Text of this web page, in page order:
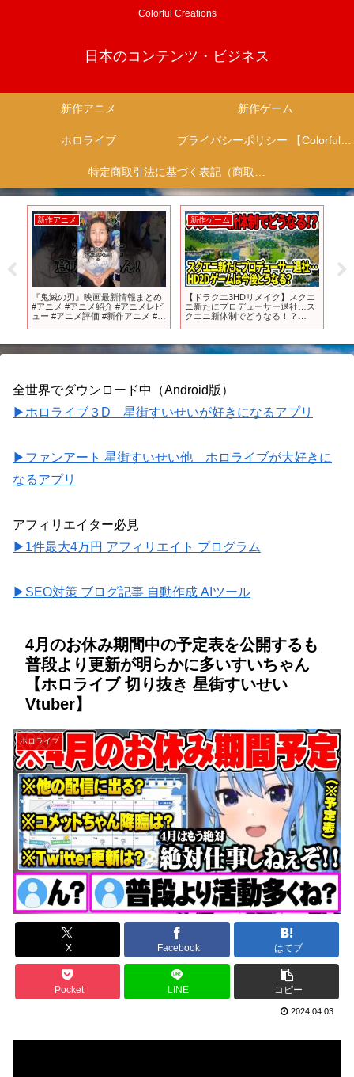
Colorful Creations
日本のコンテンツ・ビジネス
新作アニメ 新作ゲーム
ホロライブ プライバシーポリシー 【Colorful Creation】
特定商取引法に基づく表記（商取引に関する開示）
情報まとめ
アニメレビ
アニメ #オ
新作ゲーム
【ドラクエ3HDリメイク】スクエ
ニ新たにプロデューサー退社…ス
クエニ新体制でどうなる！？
新作ゲーム
【PS5/PS4新作ゲーム】人気FPS
が無料！？10月の新作ラッシュ
ヤバイぞ！【おすすめゲームソフ
全世界でダウンロード中（Android版）
▶ホロライブ３D 星街すいせいが好きになるアプリ
▶ファンアート 星街すいせい他 ホロライブが大好きに
なるアプリ
アフィリエイター必見
▶1件最大4万円 アフィリエイト プログラム
▶SEO対策 ブログ記事 自動作成 AIツール
4月のお休み期間中の予定表を公開するも
普段より更新が明らかに多いすいちゃん
【ホロライブ 切り抜き 星街すいせい
Vtuber】
ホロライブ
X Facebook はてブ
Pocket LINE コピー
2024.04.03